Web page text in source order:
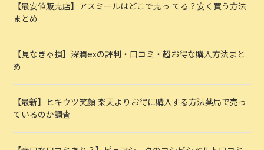
【最安値販売店】アスミールはどこで売っ てる？安く買う方法
まとめ
【見なきゃ損】深潤exの評判・口コミ・超お得な購入方法まと
め
【最新】ヒキウツ笑顔 楽天よりお得に購入する方法薬局で売っ
ているのか調査